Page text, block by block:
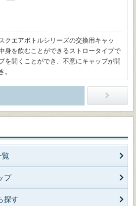
クエアボトルシリーズの交換用キャッ
身を飲むことができるストロータイプで
を開くことができ、不意にキャップが開
。
覧
プ
探す